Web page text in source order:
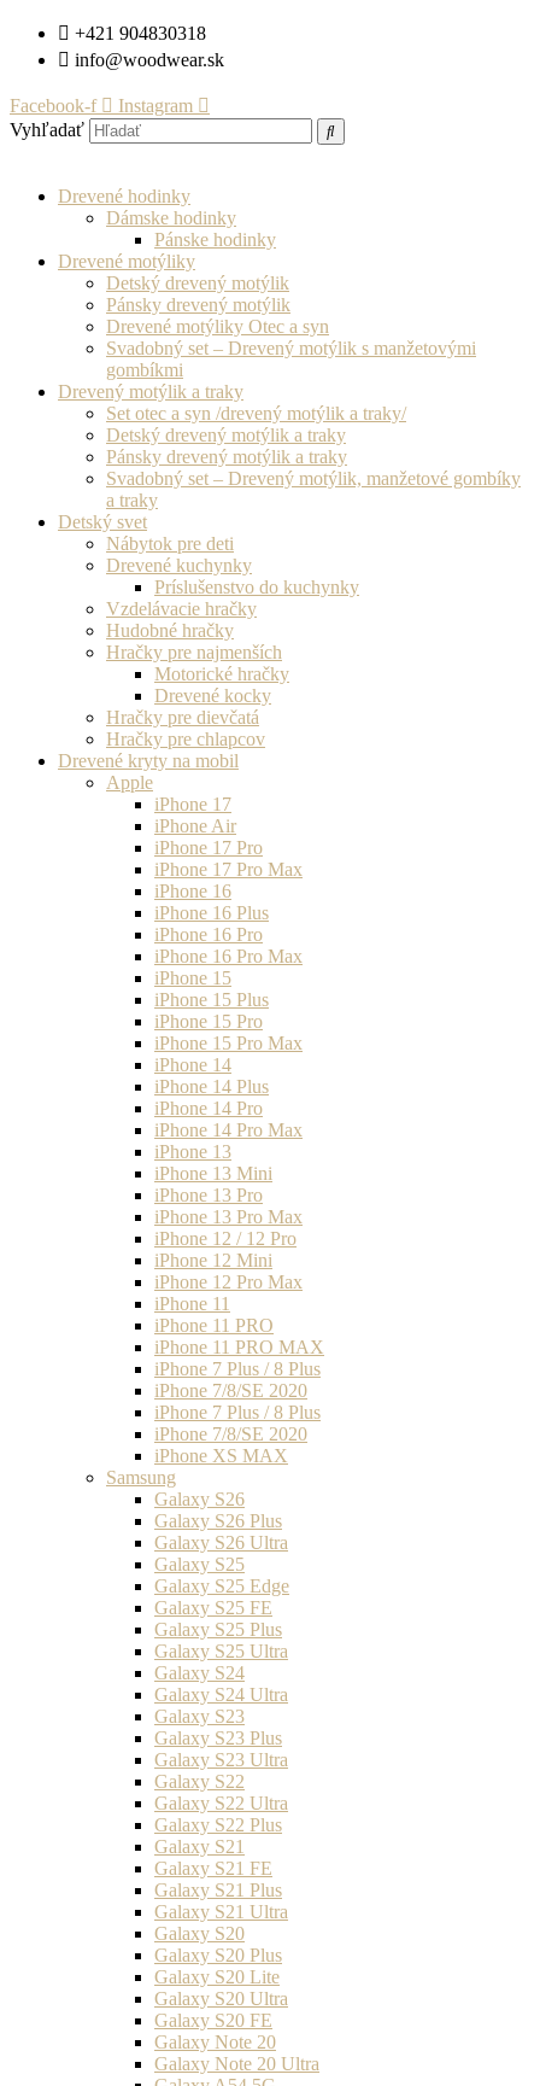
Preskočiť+421 904830318
info@woodwear.sk
Facebook-f
Instagram
Vyhľadať
Drevené hodinky
Dámske hodinky
Pánske hodinky
Drevené motýliky
Detský drevený motýlik
Pánsky drevený motýlik
Drevené motýliky Otec a syn
Svadobný set – Drevený motýlik s manžetovými
gombíkmi
Drevený motýlik a traky
Set otec a syn /drevený motýlik a traky/
Detský drevený motýlik a traky
Pánsky drevený motýlik a traky
Svadobný set – Drevený motýlik, manžetové gombíky
a traky
Detský svet
Nábytok pre deti
Drevené kuchynky
Príslušenstvo do kuchynky
Vzdelávacie hračky
Hudobné hračky
Hračky pre najmenších
Motorické hračky
Drevené kocky
Hračky pre dievčatá
Hračky pre chlapcov
Drevené kryty na mobil
Apple
iPhone 17
iPhone Air
iPhone 17 Pro
iPhone 17 Pro Max
iPhone 16
iPhone 16 Plus
iPhone 16 Pro
iPhone 16 Pro Max
iPhone 15
iPhone 15 Plus
iPhone 15 Pro
iPhone 15 Pro Max
iPhone 14
iPhone 14 Plus
iPhone 14 Pro
iPhone 14 Pro Max
iPhone 13
iPhone 13 Mini
iPhone 13 Pro
iPhone 13 Pro Max
iPhone 12 / 12 Pro
iPhone 12 Mini
iPhone 12 Pro Max
iPhone 11
iPhone 11 PRO
iPhone 11 PRO MAX
iPhone 7 Plus / 8 Plus
iPhone 7/8/SE 2020
iPhone 7 Plus / 8 Plus
iPhone 7/8/SE 2020
iPhone XS MAX
Samsung
Galaxy S26
Galaxy S26 Plus
Galaxy S26 Ultra
Galaxy S25
Galaxy S25 Edge
Galaxy S25 FE
Galaxy S25 Plus
Galaxy S25 Ultra
Galaxy S24
Galaxy S24 Ultra
Galaxy S23
Galaxy S23 Plus
Galaxy S23 Ultra
Galaxy S22
Galaxy S22 Ultra
Galaxy S22 Plus
Galaxy S21
Galaxy S21 FE
Galaxy S21 Plus
Galaxy S21 Ultra
Galaxy S20
Galaxy S20 Plus
Galaxy S20 Lite
Galaxy S20 Ultra
Galaxy S20 FE
Galaxy Note 20
Galaxy Note 20 Ultra